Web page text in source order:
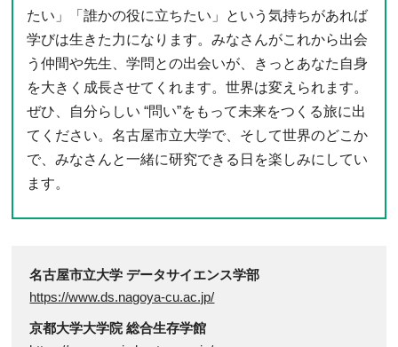
たい」「誰かの役に立ちたい」という気持ちがあれば
学びは生きた力になります。みなさんがこれから出会
う仲間や先生、学問との出会いが、きっとあなた自身
を大きく成長させてくれます。世界は変えられます。
ぜひ、自分らしい “問い”をもって未来をつくる旅に出
てください。名古屋市立大学で、そして世界のどこか
で、みなさんと一緒に研究できる日を楽しみにしてい
ます。
名古屋市立大学 データサイエンス学部
https://www.ds.nagoya-cu.ac.jp/
京都大学大学院 総合生存学館